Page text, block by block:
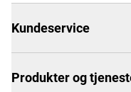
Kundeservice
Produkter og